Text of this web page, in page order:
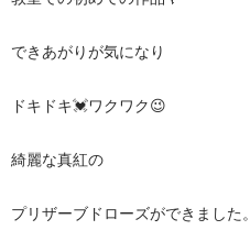
できあがりが気になり
ドキドキ💓ワクワク😉
綺麗な真紅の
プリザーブドローズができました。